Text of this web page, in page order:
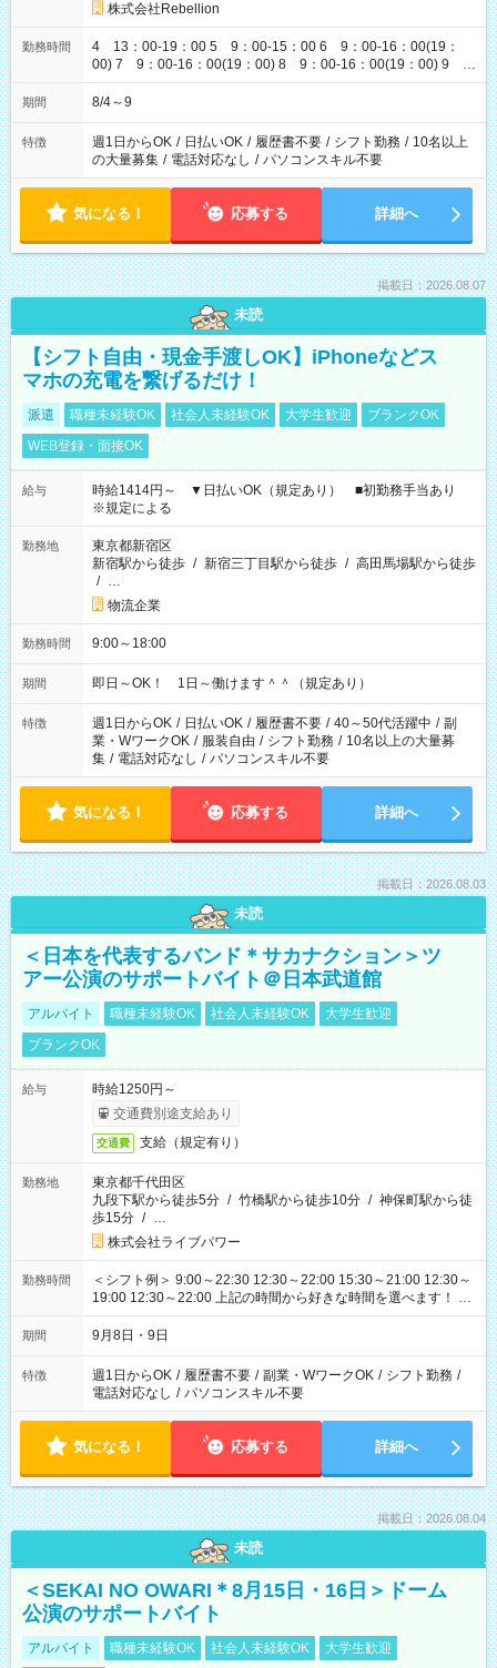
株式会社Rebellion
勤務時間
4 13：00-19：00 5 9：00-15：00 6 9：00-16：00(19：
00) 7 9：00-16：00(19：00) 8 9：00-16：00(19：00) 9
9：00-16：00(19：00)
期間 8/4～9
特徴 週1日からOK / 日払いOK / 履歴書不要 / シフト勤務 / 10名以上
の大量募集 / 電話対応なし / パソコンスキル不要
気になる！ 応募する 詳細へ
掲載日：2026.08.07
未読
【シフト自由・現金手渡しOK】iPhoneなどス
マホの充電を繋げるだけ！
派遣 職種未経験OK 社会人未経験OK 大学生歓迎
ブランクOK
WEB登録・面接OK
給与
時給1414円～ ▼日払いOK（規定あり） ■初勤務手当あり
※規定による
勤務地
東京都新宿区
新宿駅から徒歩 / 新宿三丁目駅から徒歩 / 高田馬場駅から徒歩
/ …
物流企業
勤務時間 9:00～18:00
期間 即日～OK！ 1日～働けます＾＾（規定あり）
特徴 週1日からOK / 日払いOK / 履歴書不要 / 40～50代活躍中 / 副
業・WワークOK / 服装自由 / シフト勤務 / 10名以上の大量募
集 / 電話対応なし / パソコンスキル不要
気になる！ 応募する 詳細へ
掲載日：2026.08.03
未読
＜日本を代表するバンド＊サカナクション＞ツ
アー公演のサポートバイト＠日本武道館
アルバイト 職種未経験OK 社会人未経験OK
大学生歓迎
ブランクOK
給与
時給1250円～
交通費別途支給あり
交通費 支給（規定有り）
勤務地
東京都千代田区
九段下駅から徒歩5分 / 竹橋駅から徒歩10分 / 神保町駅から徒
歩15分 / …
株式会社ライブパワー
勤務時間
＜シフト例＞ 9:00～22:30 12:30～22:00 15:30～21:00 12:30～
19:00 12:30～22:00 上記の時間から好きな時間を選べます！ ※
時間は変更となる可能性があります
期間 9月8日・9日
特徴 週1日からOK / 履歴書不要 / 副業・WワークOK / シフト勤務 /
電話対応なし / パソコンスキル不要
気になる！ 応募する 詳細へ
掲載日：2026.08.04
未読
＜SEKAI NO OWARI＊8月15日・16日＞ドーム
公演のサポートバイト
アルバイト 職種未経験OK 社会人未経験OK 大学生歓迎